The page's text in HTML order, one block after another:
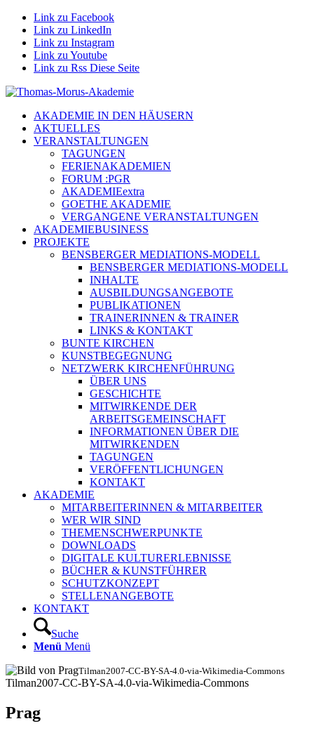
Link zu Facebook
Link zu LinkedIn
Link zu Instagram
Link zu Youtube
Link zu Rss Diese Seite
AKADEMIE IN DEN HÄUSERN
AKTUELLES
VERANSTALTUNGEN
TAGUNGEN
FERIENAKADEMIEN
FORUM :PGR
AKADEMIEextra
GOETHE AKADEMIE
VERGANGENE VERANSTALTUNGEN
AKADEMIEBUSINESS
PROJEKTE
BENSBERGER MEDIATIONS-MODELL
BENSBERGER MEDIATIONS-MODELL
INHALTE
AUSBILDUNGSANGEBOTE
PUBLIKATIONEN
TRAINERINNEN & TRAINER
LINKS & KONTAKT
BUNTE KIRCHEN
KUNSTBEGEGNUNG
NETZWERK KIRCHENFÜHRUNG
ÜBER UNS
GESCHICHTE
MITWIRKENDE DER
ARBEITSGEMEINSCHAFT
INFORMATIONEN ÜBER DIE
MITWIRKENDEN
TAGUNGEN
VERÖFFENTLICHUNGEN
KONTAKT
AKADEMIE
MITARBEITERINNEN & MITARBEITER
WER WIR SIND
THEMENSCHWERPUNKTE
DOWNLOADS
DIGITALE KULTURERLEBNISSE
BÜCHER & KUNSTFÜHRER
SCHUTZKONZEPT
STELLENANGEBOTE
KONTAKT
Suche
Menü Menü
Tilman2007-CC-BY-SA-4.0-via-Wikimedia-Commons
Tilman2007-CC-BY-SA-4.0-via-Wikimedia-Commons
Prag